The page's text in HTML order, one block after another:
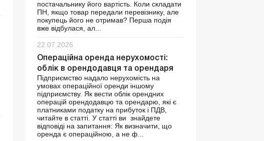
постачальнику його вартість. Коли складати
ПН, якщо товар передали перевізнику, але
покупець його не отримав? Перша подія
вже відбулася, ал...
22.07.2026
Операційна оренда нерухомості:
облік в орендодавця та орендаря
Підприємство надало нерухомість на
умовах операційної оренди іншому
підприємству. Як вести облік орендних
операцій орендодавцю та орендарю, які є
платниками податку на прибуток і ПДВ,
читайте в статті. У статті ви знайдете
відповіді на запитання: Як визначити, що
оренда є операційною, а не ф...